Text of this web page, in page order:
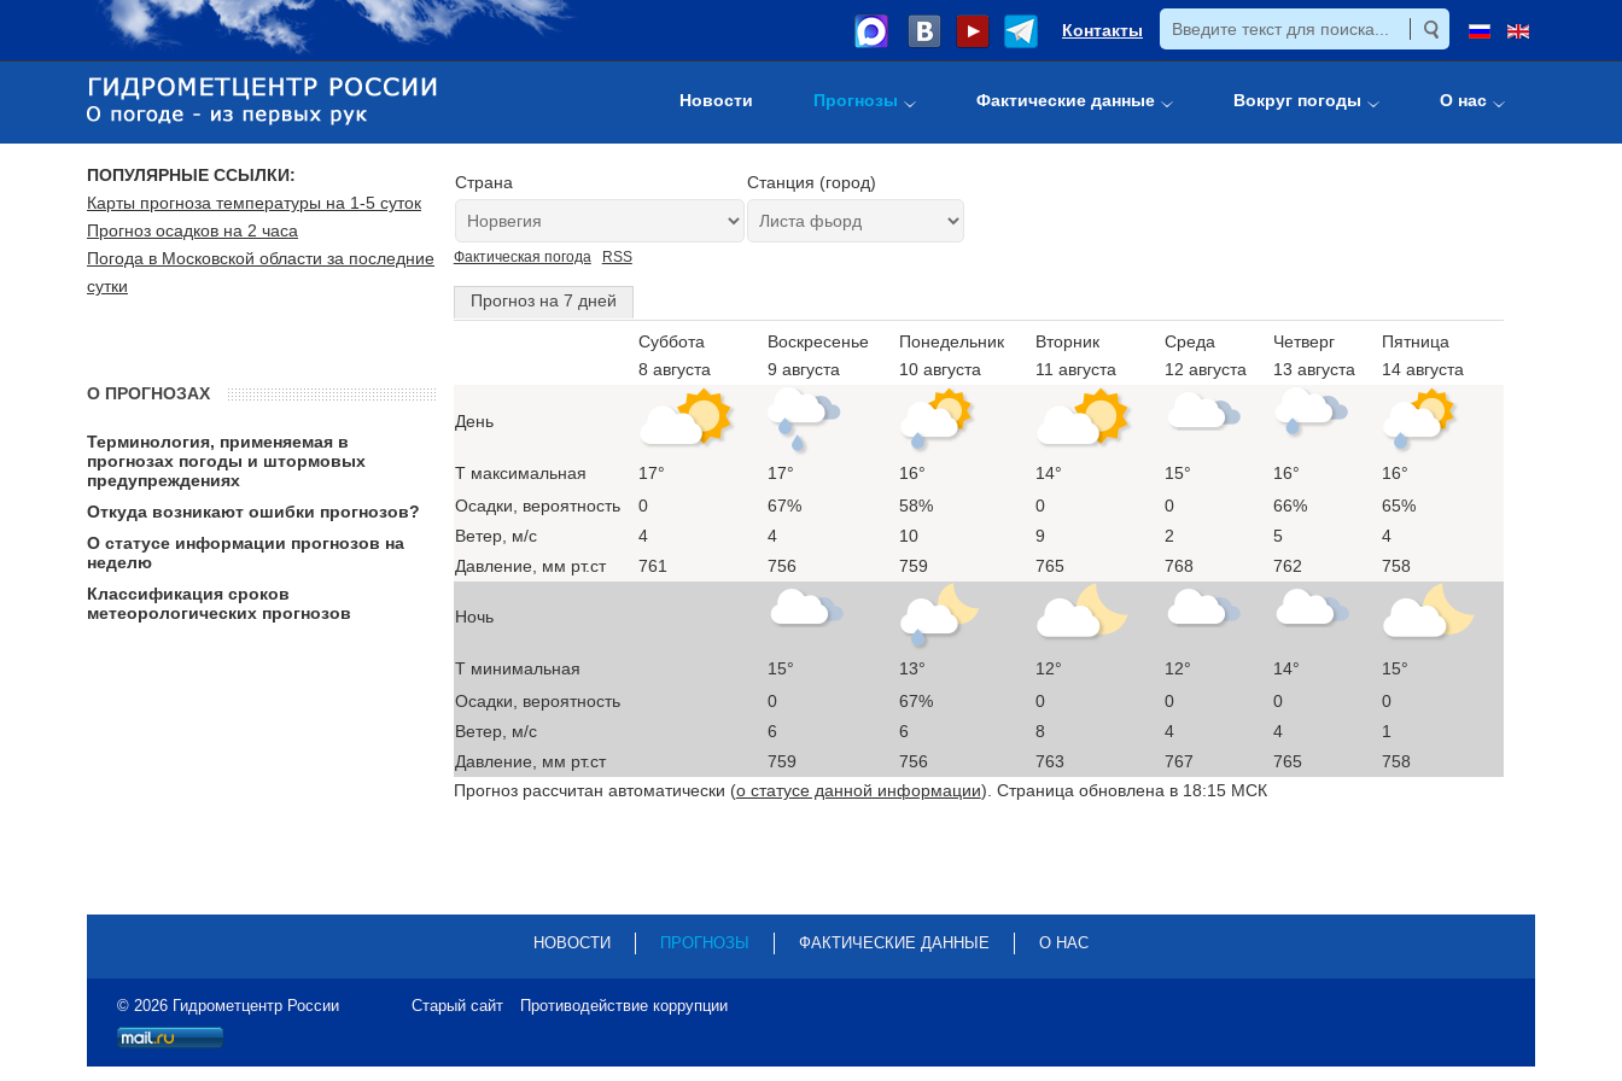
Контакты
Новости Прогнозы Фактические данные Вокруг погоды О нас
Страна Станция (город)
Фактическая погода RSS
Прогноз на 7 дней
Суббота
8 августа
Воскресенье
9 августа
Понедельник
10 августа
Вторник
11 августа
Среда
12 августа
Четверг
13 августа
Пятница
14 августа
День
T максимальная 17° 17° 16° 14° 15° 16°
16°
Осадки, вероятность
0 67% 58% 0 0 66%
65%
Ветер, м/с
4 4 10 9 2 5
4
Давление, мм рт.ст
761 756 759 765 768 762 758
Ночь
T минимальная 15° 13° 12° 12° 14°
15°
Осадки, вероятность
0 67% 0 0 0
0
Ветер, м/с
6 6 8 4 4
1
Давление, мм рт.ст
759 756 763 767 765
758
Прогноз рассчитан автоматически (о статусе данной информации). Страница обновлена в 18:15 МСК
ПОПУЛЯРНЫЕ ССЫЛКИ:
Карты прогноза температуры на 1-5 суток
Прогноз осадков на 2 часа
Погода в Московской области за последние
сутки
О ПРОГНОЗАХ
Терминология, применяемая в
прогнозах погоды и штормовых
предупреждениях
Откуда возникают ошибки прогнозов?
О статусе информации прогнозов на
неделю
Классификация сроков
метеорологических прогнозов
НОВОСТИ ПРОГНОЗЫ ФАКТИЧЕСКИЕ ДАННЫЕ О НАС
© 2026 Гидрометцентр России Старый сайт Противодействие коррупции